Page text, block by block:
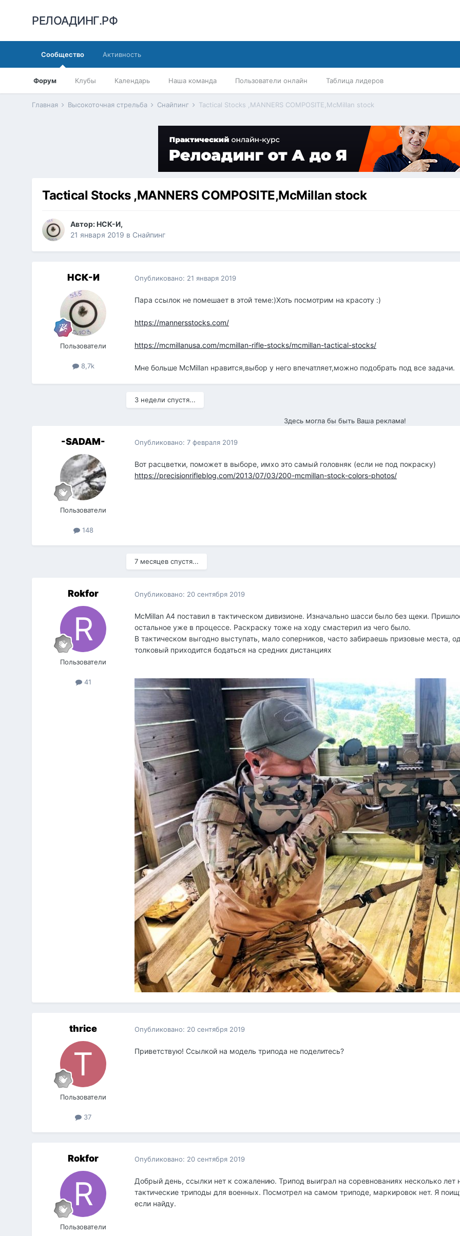
РЕЛОАДИНГ.РФ
Сообщество
Форум Клубы Календарь Наша команда Пользователи онлайн Таблица лидеров
Активность
Главная Высокоточная стрельба Снайпинг Tactical Stocks ,MANNERS COMPOSITE,McMillan stock
Tactical Stocks ,MANNERS COMPOSITE,McMillan stock
Автор:НСК-И,
21 января 2019 в Снайпинг
НСК-И
Пользователи
8,7k
Опубликовано: 21 января 2019
Пара ссылок не помешает в этой теме:)Хоть посмотрим на красоту :)
https://mannersstocks.com/
https://mcmillanusa.com/mcmillan-rifle-stocks/mcmillan-tactical-stocks/
Мне больше McMillan нравится,выбор у него впечатляет,можно подобрать под все задачи.
3 недели спустя...
Здесь могла бы быть Ваша реклама!
-SADAM-
Пользователи
148
Опубликовано:7 февраля 2019
Вот расцветки, поможет в выборе, имхо это самый головняк (если не под покраску)
https://precisionrifleblog.com/2013/07/03/200-mcmillan-stock-colors-photos/
7 месяцев спустя...
Rokfor
Пользователи
41
Опубликовано: 20 сентября 2019
McMillan А4 поставил в тактическом дивизионе. Изначально шасси было без щеки.
остальное уже в процессе. Раскраску тоже на ходу смастерил из чего было.
В тактическом выгодно выступать, мало соперников, часто забираешь призовые места,
толковый приходится бодаться на средних дистанциях
thrice
Пользователи
37
Опубликовано: 20 сентября 2019
Приветствую! Ссылкой на модель трипода не поделитесь?
Rokfor
Пользователи
Опубликовано: 20 сентября 2019
Добрый день, ссылки нет к сожалению. Трипод выиграл на соревнованиях несколько
тактические триподы для военных. Посмотрел на самом триподе, маркировок нет. Я
если найду.